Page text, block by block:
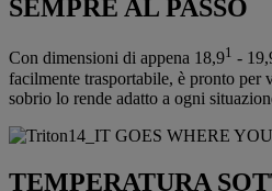
SEMPRE AL PASSO
Con dimensioni di appena 18,91 -
facilmente trasportabile, è pronto per
sobrio lo rende adatto a ogni
TEMPERATURA